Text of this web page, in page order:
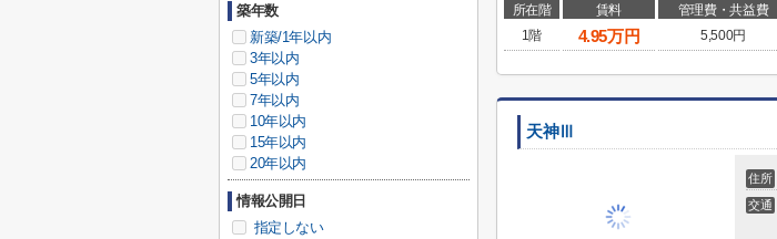
所在階 賃料 管理費・共益費
1階
4.95万円 5,500円
天神Ⅲ
住所
交通
築年数
新築/1年以内
3年以内
5年以内
7年以内
10年以内
15年以内
20年以内
情報公開日
指定しない